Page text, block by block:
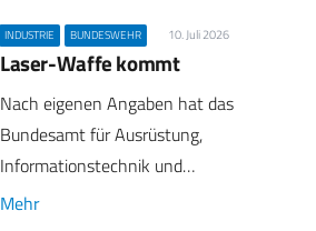
INDUSTRIE BUNDESWEHR 10. Juli 2026
Laser-Waffe kommt
Nach eigenen Angaben hat das
Bundesamt für Ausrüstung,
Informationstechnik und…
Mehr